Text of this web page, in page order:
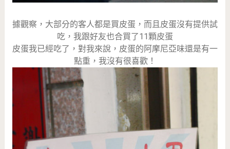
據觀察，大部分的客人都是買皮蛋，而且皮蛋沒有提供試
吃，我跟好友也合買了11顆皮蛋
皮蛋我已經吃了，對我來說，皮蛋的阿摩尼亞味還是有一
點重，我沒有很喜歡！